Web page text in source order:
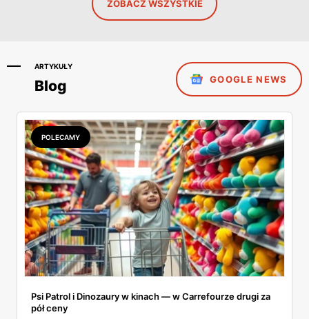
ZOBACZ WSZYSTKIE
ARTYKUŁY
Blog GOOGLE NEWS
POLECAMY
Psi Patrol i Dinozaury w kinach — w Carrefourze drugi za
pół ceny